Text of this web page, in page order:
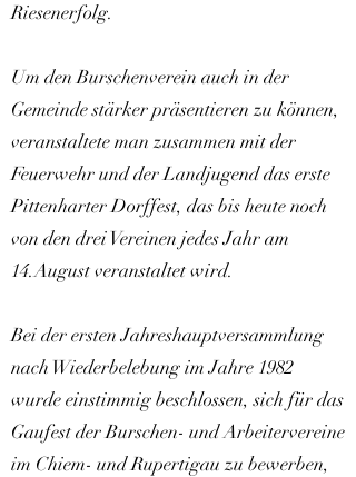
Riesenerfolg.
Um den Burschenverein auch in der
Gemeinde stärker präsentieren zu können,
veranstaltete man zusammen mit der
Feuerwehr und der Landjugend das erste
Pittenharter Dorffest, das bis heute noch
von den drei Vereinen jedes Jahr am
14.August veranstaltet wird.
Bei der ersten Jahreshauptversammlung
nach Wiederbelebung im Jahre 1982
wurde einstimmig beschlossen, sich für das
Gaufest der Burschen- und Arbeitervereine
im Chiem- und Rupertigau zu bewerben,